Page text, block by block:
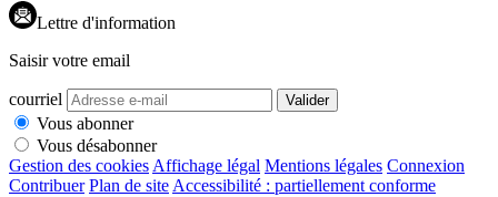
Lettre d'information
Saisir votre email
courriel Valider
Vous abonner
Vous désabonner
Gestion des cookies Affichage légal Mentions légales Connexion
Contribuer Plan de site Accessibilité : partiellement conforme